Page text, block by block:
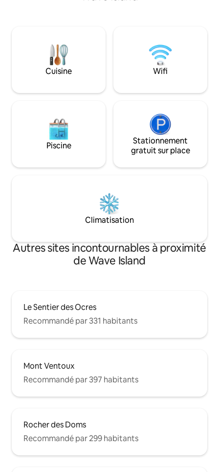
DETENDRE, SE
PROFITER.
Cuisine Wifi
Piscine
Stationnement
gratuit sur place
Climatisation
Autres sites incontournables à proximité
de Wave Island
Le Sentier des Ocres
Recommandé par 331 habitants
Mont Ventoux
Recommandé par 397 habitants
Rocher des Doms
Recommandé par 299 habitants